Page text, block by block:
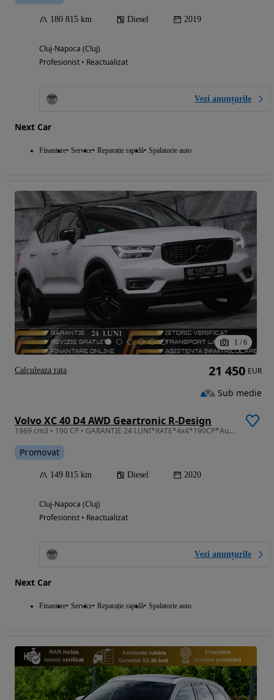
180 815 km Diesel 2019
Cluj-Napoca (Cluj)
Profesionist • Reactualizat
Vezi anunțurile
Next Car
Finantare Service Reparație rapidă Spalatorie auto
1 / 6
Volvo XC 40 D4 AWD Geartronic R-Design
1969 cm3 • 190 CP • GARANTIE 24 LUNI*RATE*4x4*190CP*Automata*R Design*Panorama*Alcantara
Promovat
149 815 km Diesel 2020
Cluj-Napoca (Cluj)
Profesionist • Reactualizat
Vezi anunțurile
Next Car
Finantare Service Reparație rapidă Spalatorie auto
21 450 EUR
Sub medie
Calculeaza rata